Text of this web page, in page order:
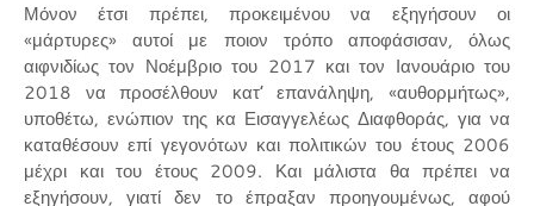
Μόνον έτσι πρέπει, προκειμένου να εξηγήσουν οι
«μάρτυρες» αυτοί με ποιον τρόπο αποφάσισαν, όλως
αιφνιδίως τον Νοέμβριο του 2017 και τον Ιανουάριο του
2018 να προσέλθουν κατ’ επανάληψη, «αυθορμήτως»,
υποθέτω, ενώπιον της κα Εισαγγελέως Διαφθοράς, για να
καταθέσουν επί γεγονότων και πολιτικών του έτους 2006
μέχρι και του έτους 2009. Και μάλιστα θα πρέπει να
εξηγήσουν, γιατί δεν το έπραξαν προηγουμένως, αφού